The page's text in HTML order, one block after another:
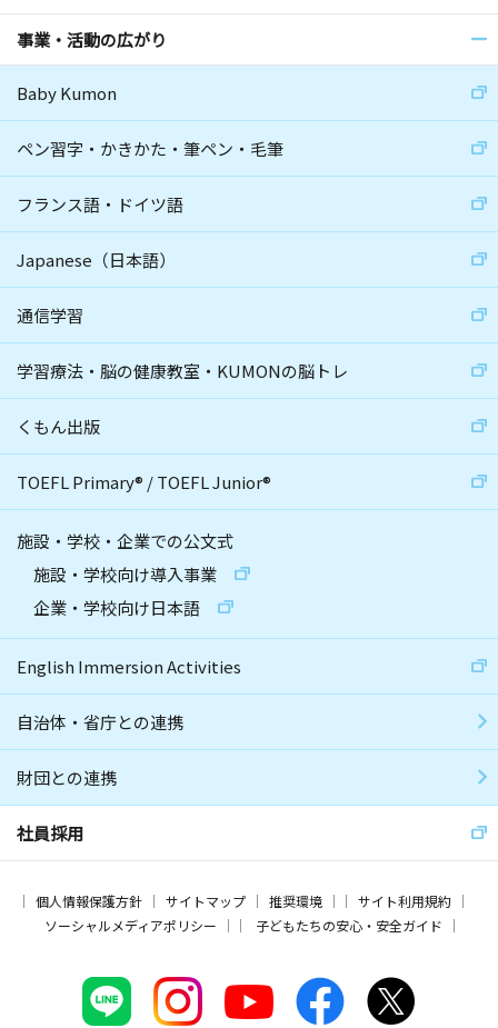
事業・活動の広がり
Baby Kumon
ペン習字・かきかた・筆ペン・毛筆
フランス語・ドイツ語
Japanese（日本語）
通信学習
学習療法・脳の健康教室・KUMONの脳トレ
くもん出版
TOEFL Primary® /TOEFL Junior®
施設・学校・企業での公文式
施設・学校向け導入事業
企業・学校向け日本語
English Immersion Activities
自治体・省庁との連携
財団との連携
社員採用
個人情報保護方針 サイトマップ 推奨環境
サイト利用規約
ソーシャルメディアポリシー
子どもたちの安心・安全ガイド